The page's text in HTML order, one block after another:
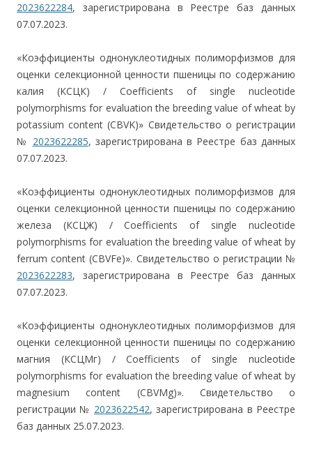
2023622284, зарегистрирована в Реестре баз данных
07.07.2023.
«Коэффициенты однонуклеотидных полиморфизмов для
оценки селекционной ценности пшеницы по содержанию
калия (КСЦК) / Сoefficients of single nucleotide
polymorphisms for evaluation the breeding value of wheat by
potassium content (СBVK)» Свидетельство о регистрации
№ 2023622285, зарегистрирована в Реестре баз данных
07.07.2023.
«Коэффициенты однонуклеотидных полиморфизмов для
оценки селекционной ценности пшеницы по содержанию
железа (КСЦЖ) / Сoefficients of single nucleotide
polymorphisms for evaluation the breeding value of wheat by
ferrum content (СBVFe)». Свидетельство о регистрации №
2023622283, зарегистрирована в Реестре баз данных
07.07.2023.
«Коэффициенты однонуклеотидных полиморфизмов для
оценки селекционной ценности пшеницы по содержанию
магния (КСЦМг) / Сoefficients of single nucleotide
polymorphisms for evaluation the breeding value of wheat by
magnesium content (СBVMg)». Свидетельство о
регистрации № 2023622542, зарегистрирована в Реестре
баз данных 25.07.2023.